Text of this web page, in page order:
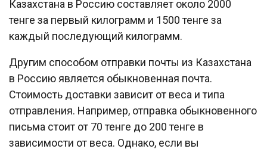
Казахстана в Россию составляет около 2000
тенге за первый килограмм и 1500 тенге за
каждый последующий килограмм.
Другим способом отправки почты из Казахстана
в Россию является обыкновенная почта.
Стоимость доставки зависит от веса и типа
отправления. Например, отправка обыкновенного
письма стоит от 70 тенге до 200 тенге в
зависимости от веса. Однако, если вы